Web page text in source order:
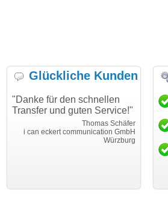
Glückliche Kunden
"Danke für den schnellen
Transfer und guten Service!"
Thomas Schäfer
i can eckert communication GmbH
Würzburg